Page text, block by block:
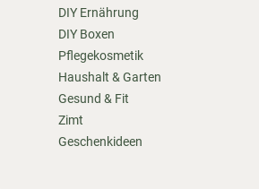
DIY Ernährung
DIY Boxen
Pflegekosmetik
Haushalt & Garten
Gesund & Fit
Zimt
Geschenkideen